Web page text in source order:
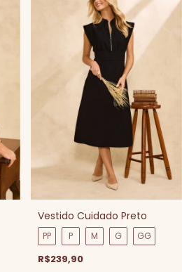
Vestido Cuidado Preto
PP P M G GG
R$239,90